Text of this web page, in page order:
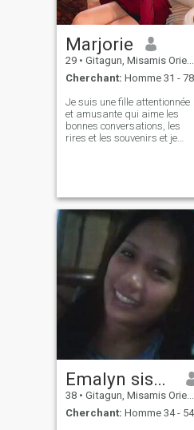
Marjorie
29 • Gitagun, Misamis Oriental, Philippines
Cherchant: Homme 31 - 78
Je suis une fille attentionnée
et amusante qui aime les
bonnes conversations, les
rires et les souvenirs et je
connexion.
Emalyn sisayan
38 • Gitagun, Misamis Oriental, Philippines
Cherchant: Homme 34 - 54